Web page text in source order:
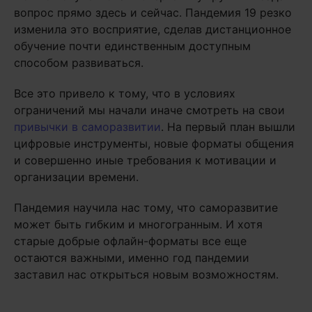
вопрос прямо здесь и сейчас. Пандемия 19 резко
изменила это восприятие, сделав дистанционное
обучение почти единственным доступным
способом развиваться.
Все это привело к тому, что в условиях
ограничений мы начали иначе смотреть на свои
привычки в саморазвитии. На первый план вышли
цифровые инструменты, новые форматы общения
и совершенно иные требования к мотивации и
организации времени.
Пандемия научила нас тому, что саморазвитие
может быть гибким и многогранным. И хотя
старые добрые офлайн-форматы все еще
остаются важными, именно год пандемии
заставил нас открыться новым возможностям.